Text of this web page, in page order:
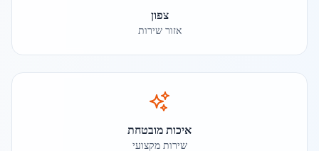
צפון
אזור שירות
איכות מובטחת
שירות מקצועי